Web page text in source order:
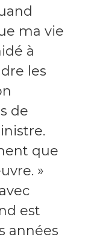
ma vie
à
les
de
que
»
est
années